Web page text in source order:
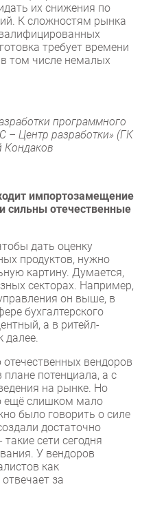
их снижения по
К сложностям рынка
требует времени
том числе немалых
программного
– Центр разработки» (ГК
Кондаков
импортозамещение
сильны отечественные
дать оценку
продуктов, нужно
картину. Думается,
секторах. Например,
он выше, в
бухгалтерского
а в ритейл-
далее.
вендоров
потенциала, а с
на рынке. Но
ещё слишком мало
было говорить о силе
достаточно
сети сегодня
У вендоров
как
за